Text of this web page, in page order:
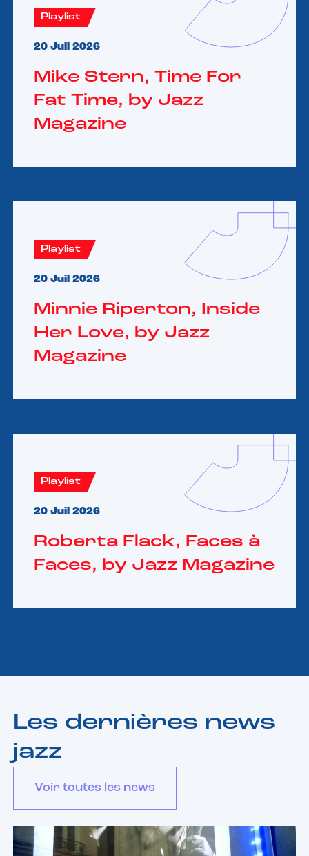
Playlist
20 Juil 2026
Mike Stern, Time For
Fat Time, by Jazz
Magazine
Playlist
20 Juil 2026
Minnie Riperton, Inside
Her Love, by Jazz
Magazine
Playlist
20 Juil 2026
Roberta Flack, Faces à
Faces, by Jazz Magazine
Les dernières news
jazz
Voir toutes les news